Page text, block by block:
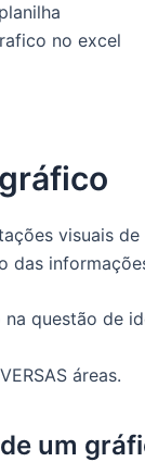
no excel
visuais
das
na questão de
áreas.
um